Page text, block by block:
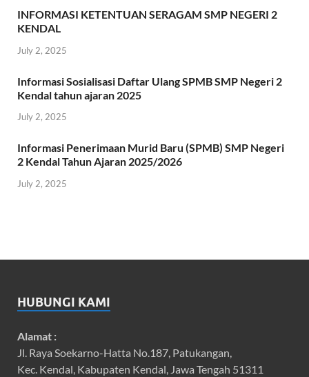
INFORMASI KETENTUAN SERAGAM SMP NEGERI 2
KENDAL
July 2, 2025
Informasi Sosialisasi Daftar Ulang SPMB SMP Negeri 2
Kendal tahun ajaran 2025
July 2, 2025
Informasi Penerimaan Murid Baru (SPMB) SMP Negeri
2 Kendal Tahun Ajaran 2025/2026
July 2, 2025
HUBUNGI KAMI
Alamat :
Jl. Raya Soekarno-Hatta No.187, Patukangan,
Kec. Kendal, Kabupaten Kendal, Jawa Tengah 51311